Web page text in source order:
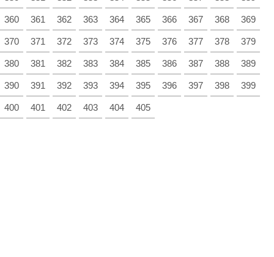
360 361 362 363 364 365 366 367 368 369
370 371 372 373 374 375 376 377 378 379
380 381 382 383 384 385 386 387 388 389
390 391 392 393 394 395 396 397 398 399
400 401 402 403 404 405